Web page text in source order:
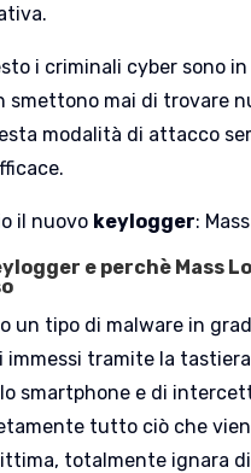
i criminali cyber sono
smettono mai di trovare
modalità di attacco
il nuovo keylogger:
e perchè Mass
un tipo di malware in
immessi tramite la
smartphone e di
tutto ciò che
totalmente ignara